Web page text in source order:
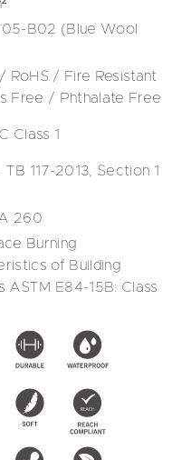
B02 (Blue Wool
RoHS / Fire Resistant
Free / Phthalate Free
Class 1
TB 117-2013, Section 1
260
Burning
of Building
ASTM E84-15B: Class